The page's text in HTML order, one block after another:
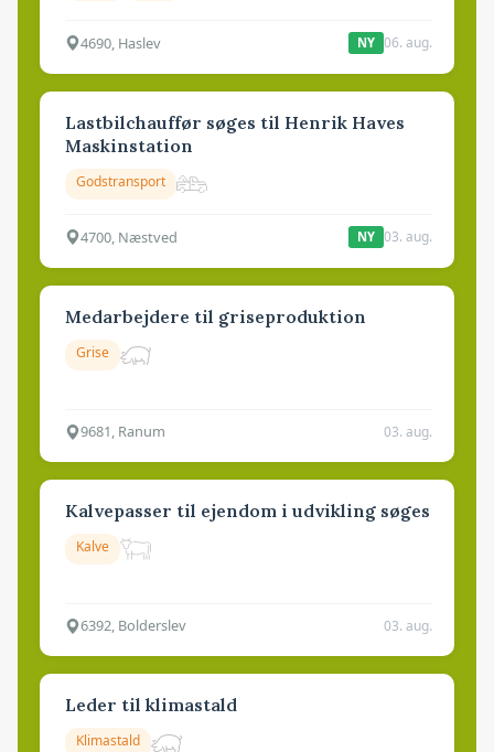
4690, Haslev NY 06. aug.
Lastbilchauffør søges til Henrik Haves
Maskinstation
Godstransport
4700, Næstved NY 03. aug.
Medarbejdere til griseproduktion
Grise
9681, Ranum 03. aug.
Kalvepasser til ejendom i udvikling søges
Kalve
6392, Bolderslev 03. aug.
Leder til klimastald
Klimastald